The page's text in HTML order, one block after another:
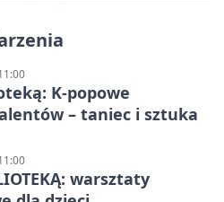
K-popowe
– taniec i sztuka
warsztaty